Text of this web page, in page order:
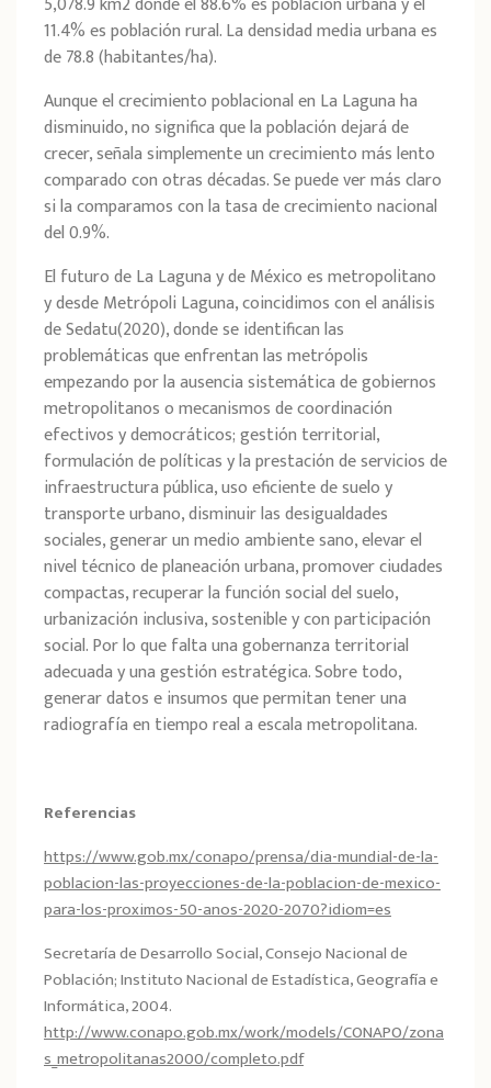
11.4% es población rural. La densidad media urbana es
de 78.8 (habitantes/ha).
Aunque el crecimiento poblacional en La Laguna ha
disminuido, no significa que la población dejará de
crecer, señala simplemente un crecimiento más lento
comparado con otras décadas. Se puede ver más claro
si la comparamos con la tasa de crecimiento nacional
del 0.9%.
El futuro de La Laguna y de México es metropolitano
y desde Metrópoli Laguna, coincidimos con el análisis
de Sedatu(2020), donde se identifican las
problemáticas que enfrentan las metrópolis
empezando por la ausencia sistemática de gobiernos
metropolitanos o mecanismos de coordinación
efectivos y democráticos; gestión territorial,
formulación de políticas y la prestación de servicios de
infraestructura pública, uso eficiente de suelo y
transporte urbano, disminuir las desigualdades
sociales, generar un medio ambiente sano, elevar el
nivel técnico de planeación urbana, promover ciudades
compactas, recuperar la función social del suelo,
urbanización inclusiva, sostenible y con participación
social. Por lo que falta una gobernanza territorial
adecuada y una gestión estratégica. Sobre todo,
generar datos e insumos que permitan tener una
radiografía en tiempo real a escala metropolitana.
Referencias
https://www.gob.mx/conapo/prensa/dia-mundial-de-la-
poblacion-las-proyecciones-de-la-poblacion-de-mexico-
para-los-proximos-50-anos-2020-2070?idiom=es
Secretaría de Desarrollo Social, Consejo Nacional de
Población; Instituto Nacional de Estadística, Geografía e
Informática, 2004.
http://www.conapo.gob.mx/work/models/CONAPO/zona
s_metropolitanas2000/completo.pdf